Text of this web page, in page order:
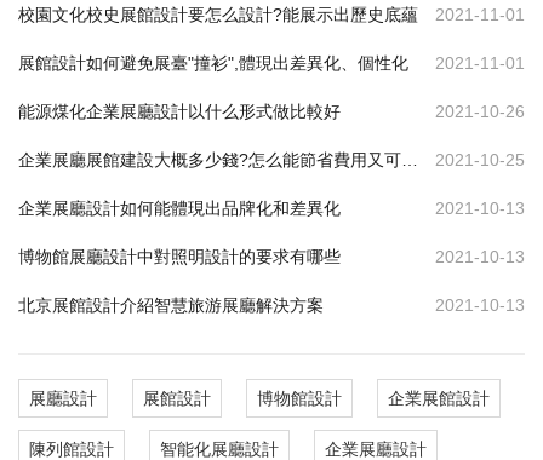
校園文化校史展館設計要怎么設計?能展示出歷史底蘊 2021-11-01
展館設計如何避免展臺"撞衫",體現出差異化、個性化 2021-11-01
能源煤化企業展廳設計以什么形式做比較好 2021-10-26
2021-10-25
企業展廳設計如何能體現出品牌化和差異化 2021-10-13
博物館展廳設計中對照明設計的要求有哪些 2021-10-13
北京展館設計介紹智慧旅游展廳解決方案 2021-10-13
展廳設計 展館設計 博物館設計 企業展館設計
陳列館設計 智能化展廳設計 企業展廳設計